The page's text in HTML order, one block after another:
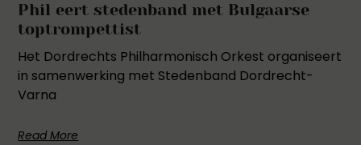
Phil eert stedenband met Bulgaarse
toptrompettist
Het Dordrechts Philharmonisch Orkest organiseert
in samenwerking met Stedenband Dordrecht-
Varna
Read More